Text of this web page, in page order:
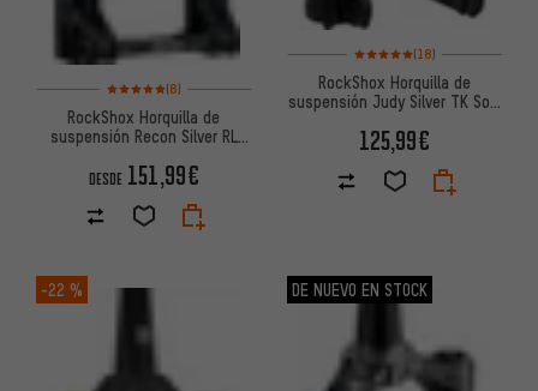
Valoración media: 5 de 5 basada en 8 reseñas
(8)
RockShox Horquilla de
suspensión Recon Silver RL
DESDE 151,99€
Valoración media: 5 de 5
(18)
RockShox Horquilla de
suspensión Judy Silver TK Solo
125,99€
-22 % DE NUEVO EN STOCK